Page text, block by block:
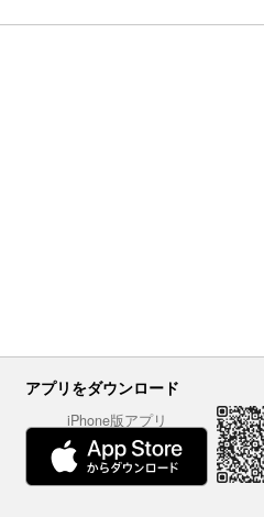
アプリをダウンロード
iPhone版アプリ